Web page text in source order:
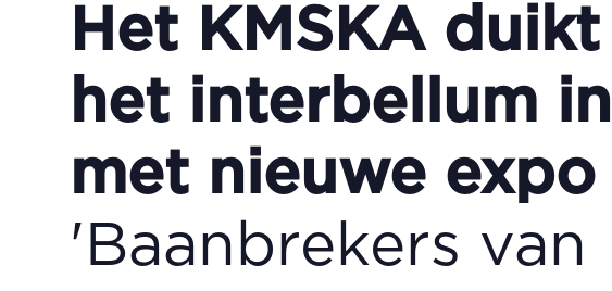
Het KMSKA duikt
het interbellum in
met nieuwe expo
'Baanbrekers van